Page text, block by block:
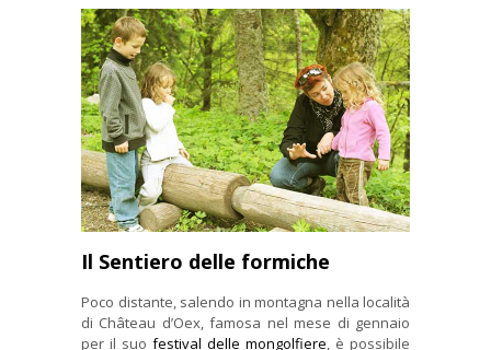
Il Sentiero delle formiche
Poco distante, salendo in montagna nella località
di Château d’Oex, famosa nel mese di gennaio
per il suo festival delle mongolfiere, è possibile